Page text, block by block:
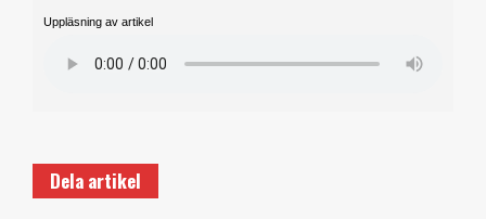
Uppläsning av artikel
Dela artikel